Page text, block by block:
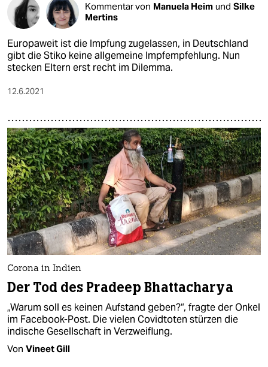
Kommentar von Manuela Heim und Silke
Mertins
Europaweit ist die Impfung zugelassen, in Deutschland
gibt die Stiko keine allgemeine Impfempfehlung. Nun
stecken Eltern erst recht im Dilemma.
12.6.2021
Corona in Indien
Der Tod des Pradeep Bhattacharya
„Warum soll es keinen Aufstand geben?“, fragte der Onkel
im Facebook-Post. Die vielen Covidtoten stürzen die
indische Gesellschaft in Verzweiflung.
Von Vineet Gill